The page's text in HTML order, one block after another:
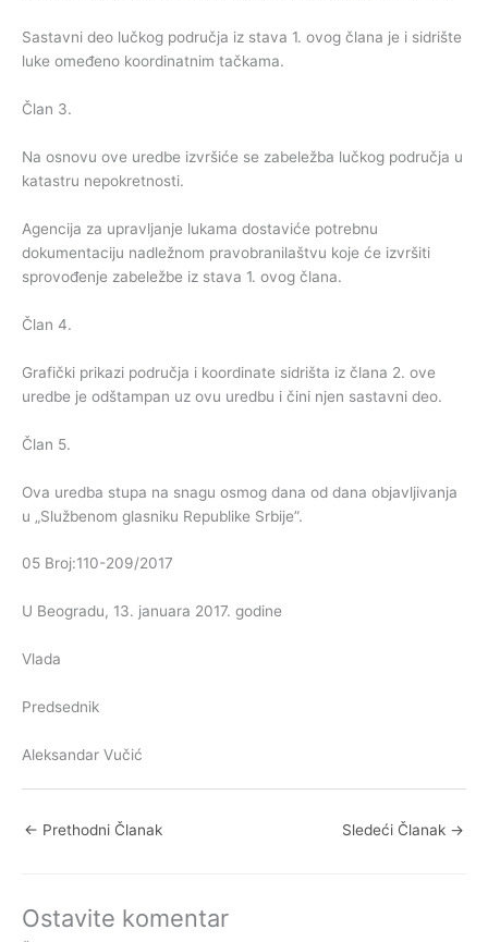
Sastavni deo lučkog područja iz stava 1. ovog člana je i sidrište
luke omeđeno koordinatnim tačkama.
Član 3.
Na osnovu ove uredbe izvršiće se zabeležba lučkog područja u
katastru nepokretnosti.
Agencija za upravljanje lukama dostaviće potrebnu
dokumentaciju nadležnom pravobranilaštvu koje će izvršiti
sprovođenje zabeležbe iz stava 1. ovog člana.
Član 4.
Grafički prikazi područja i koordinate sidrišta iz člana 2. ove
uredbe je odštampan uz ovu uredbu i čini njen sastavni deo.
Član 5.
Ova uredba stupa na snagu osmog dana od dana objavljivanja
u „Službenom glasniku Republike Srbije”.
05 Broj:110-209/2017
U Beogradu, 13. januara 2017. godine
Vlada
Predsednik
Aleksandar Vučić
← Prethodni Članak Sledeći Članak →
Ostavite komentar